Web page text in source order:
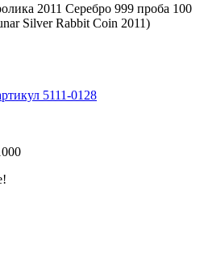
2011 Серебро 999 проба 100
Silver Rabbit Coin 2011)
5111-0128